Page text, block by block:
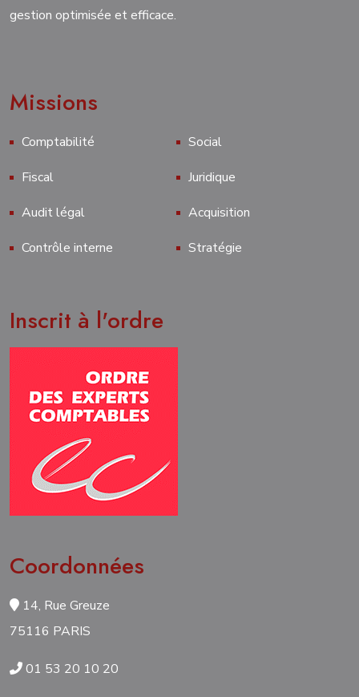
gestion optimisée et efficace.
Missions
Comptabilité
Social
Fiscal
Juridique
Audit légal
Acquisition
Contrôle interne
Stratégie
Inscrit à l'ordre
Coordonnées
14, Rue Greuze
75116 PARIS
01 53 20 10 20